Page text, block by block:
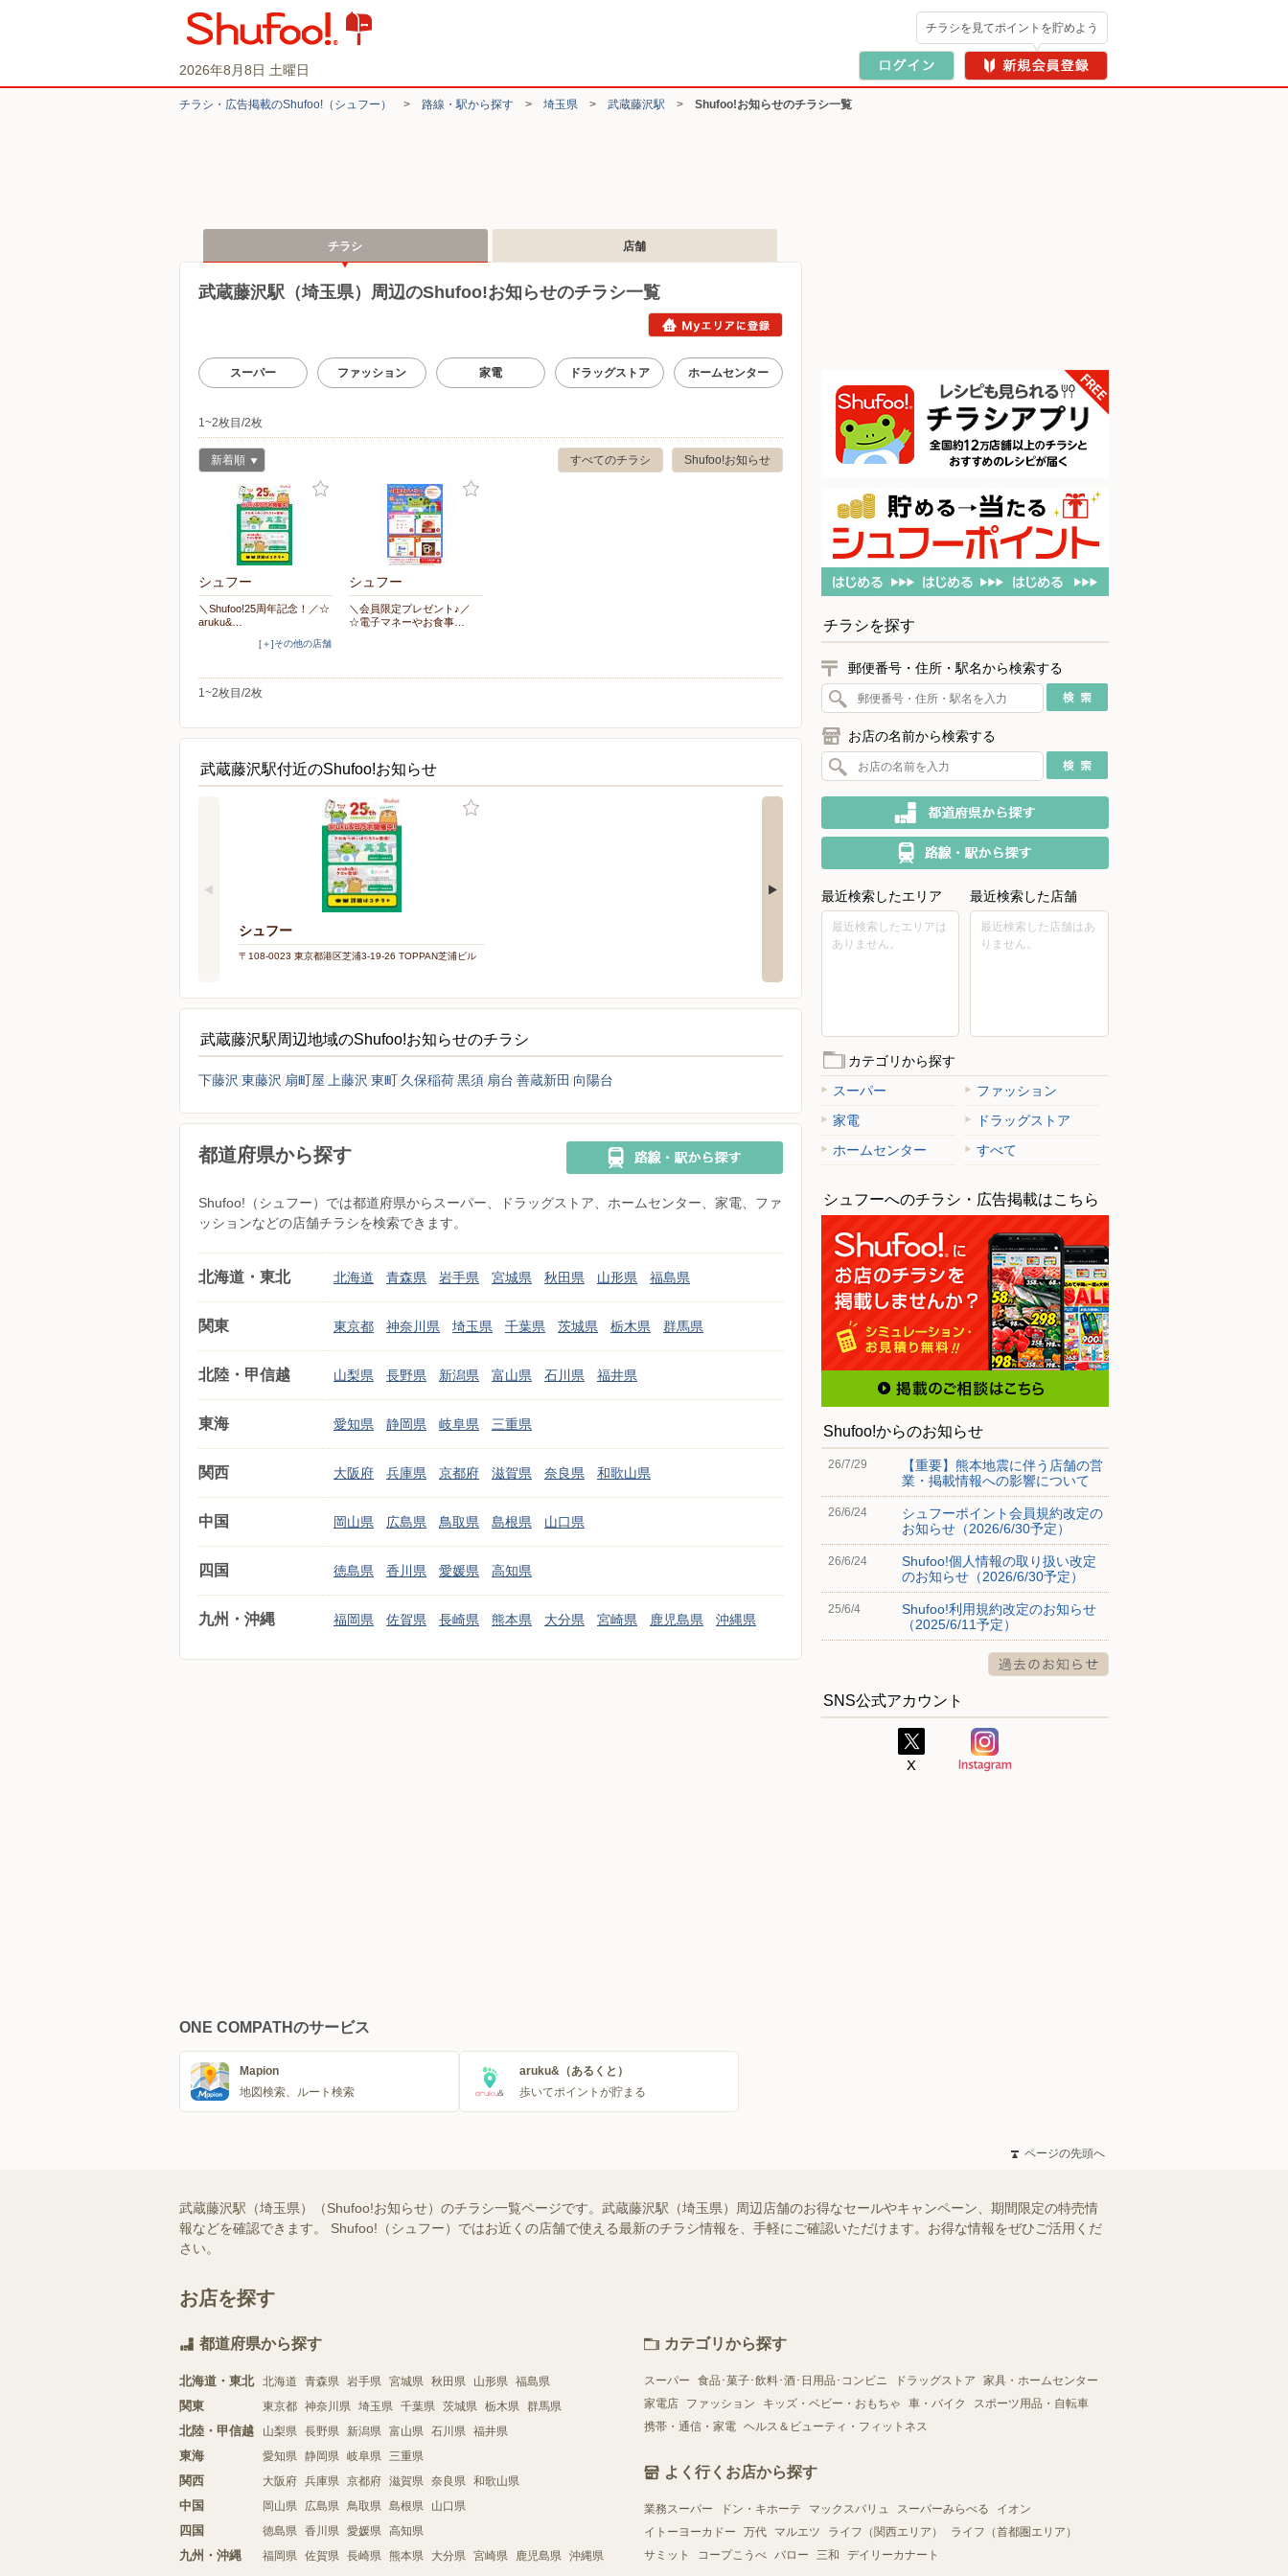
2026年8月8日 土曜日
チラシを見てポイントを貯めよう
チラシ・​広告掲載の​Shufoo!​（シュフー） > 路線・駅から探す > 埼玉県 > 武蔵藤沢駅 > Shufoo!お知らせのチラシ一覧
チラシ 店舗
武蔵藤沢駅（埼玉県）周辺のShufoo!お知らせのチラシ一覧
スーパー ファッション 家電 ドラッグストア ホームセンター
1~2枚目/2枚
Shufoo!お知らせ
すべてのチラシ
新着順
シュフー
＼Shufoo!25周年記念！／☆
aruku&…
[＋]その他の店舗
シュフー
＼会員限定プレゼント♪／
☆電子マネーやお食事…
1~2枚目/2枚
武蔵藤沢駅付近のShufoo!お知らせ
シュフー
〒108-0023 東京都港区芝浦3-19-26 TOPPAN芝浦ビル
武蔵藤沢駅周辺地域のShufoo!お知らせのチラシ
下藤沢 東藤沢 扇町屋 上藤沢 東町 久保稲荷黒須 扇台 善蔵新田 向陽台
都道府県から探す
Shufoo!（シュフー）では都道府県からスーパー、ドラッグストア、ホームセンター、家電、ファ
ッションなどの店舗チラシを検索できます。
北海道・東北 北海道 青森県 岩手県 宮城県 秋田県 山形県 福島県
関東 東京都 神奈川県 埼玉県 千葉県 茨城県 栃木県 群馬県
北陸・甲信越 山梨県 長野県 新潟県 富山県 石川県 福井県
東海 愛知県 静岡県 岐阜県 三重県
関西 大阪府 兵庫県 京都府 滋賀県 奈良県 和歌山県
中国 岡山県 広島県 鳥取県 島根県 山口県
四国 徳島県 香川県 愛媛県 高知県
九州・沖縄 福岡県 佐賀県 長崎県 熊本県 大分県 宮崎県 鹿児島県 沖縄県
チラシを探す
郵便番号・住所・駅名から検索する
お店の名前から検索する
最近検索したエリア
最近検索したエリアは
ありません。
最近検索した店舗
最近検索した店舗はあ
りません。
カテゴリから探す
スーパー
ファッション
家電
ドラッグストア
ホームセンター
すべて
シュフーへのチラシ・広告掲載はこちら
Shufoo!からのお知らせ
26/7/29
【重要】熊本地震に伴う店舗の営
業・掲載情報への影響について
26/6/24
シュフーポイント会員規約改定の
お知らせ（2026/6/30予定）
26/6/24
Shufoo!個人情報の取り扱い改定
のお知らせ（2026/6/30予定）
25/6/4
Shufoo!利用規約改定のお知らせ
（2025/6/11予定）
SNS公式アカウント
ONE COMPATHのサービス
Mapion
地図検索、ルート検索
aruku&（あるくと）
歩いてポイントが貯まる
ページの先頭へ
武蔵藤沢駅（埼玉県）（Shufoo!お知らせ）のチラシ一覧ページです。武蔵藤沢駅（埼玉県）周辺店舗のお得なセールやキャンペーン、期間限定の特売情
報などを確認できます。 Shufoo!（シュフー）ではお近くの店舗で使える最新のチラシ情報を、手軽にご確認いただけます。お得な情報をぜひご活用くだ
さい。
お店を探す
都道府県から探す
北海道・東北 北海道 青森県 岩手県 宮城県 秋田県 山形県 福島県
関東 東京都 神奈川県 埼玉県 千葉県 茨城県 栃木県 群馬県
北陸・甲信越 山梨県 長野県 新潟県 富山県 石川県 福井県
東海 愛知県 静岡県 岐阜県 三重県
関西 大阪府 兵庫県 京都府 滋賀県 奈良県 和歌山県
中国 岡山県 広島県 鳥取県 島根県 山口県
四国 徳島県 香川県 愛媛県 高知県
九州・沖縄 福岡県 佐賀県 長崎県 熊本県 大分県 宮崎県 鹿児島県 沖縄県
カテゴリから探す
スーパー 食品･菓子･飲料･酒･日用品･コンビニ ドラッグストア
家具・ホームセンター
家電店
ファッション キッズ・ベビー・おもちゃ 車・バイク
スポーツ用品・自転車
携帯・通信・家電 ヘルス＆ビューティ・フィットネス
よく行くお店から探す
業務スーパー ドン・キホーテ マックスバリュ スーパーみらべる
イオン
イトーヨーカドー
万代 マルエツ ライフ（関西エリア）
ライフ（首都圏エリア）
サミット
コープこうべ バロー 三和 デイリーカナート